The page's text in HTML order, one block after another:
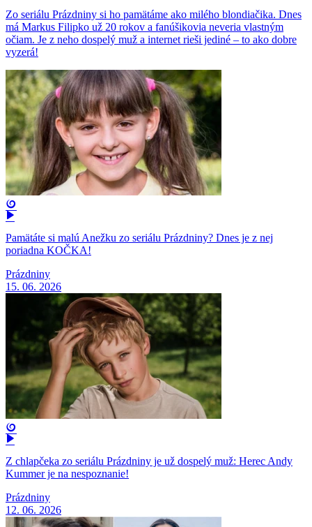
Zo seriálu Prázdniny si ho pamätáme ako milého blondiačika. Dnes
má Markus Filipko už 20 rokov a fanúšikovia neveria vlastným
očiam. Je z neho dospelý muž a internet rieši jediné – to ako dobre
vyzerá!
Pamätáte si malú Anežku zo seriálu Prázdniny? Dnes je z nej
poriadna KOČKA!
Prázdniny
15. 06. 2026
Z chlapčeka zo seriálu Prázdniny je už dospelý muž: Herec Andy
Kummer je na nespoznanie!
Prázdniny
12. 06. 2026